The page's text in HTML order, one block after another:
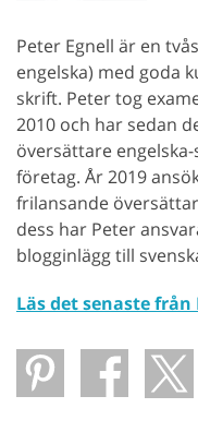
Peter Egnell är en
engelska) med goda
skrift. Peter tog
2010 och har sedan
översättare
företag. År 2019
frilansande
dess har Peter
blogginlägg till
Läs det senaste från